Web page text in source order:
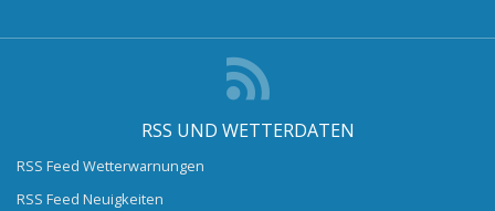
RSS UND WETTERDATEN
RSS Feed Wetterwarnungen
RSS Feed Neuigkeiten